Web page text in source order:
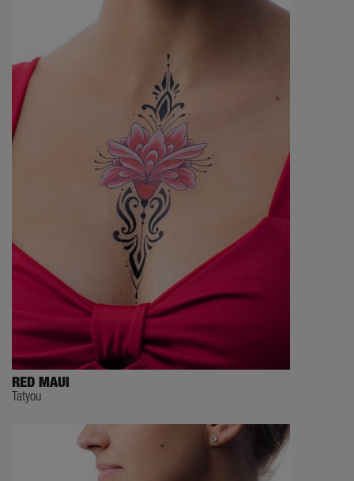
RED MAUI
Tatyou